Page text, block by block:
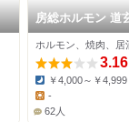
房総ホルモン 道
基地
ホルモン、焼肉、居
3.16
Dinner:
￥4,000～￥4,999
Lunch:
-
62人